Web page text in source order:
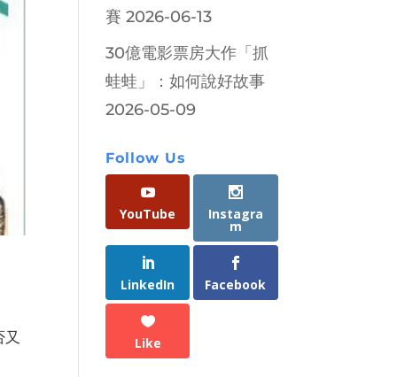
賽 2026-06-13
30億電影票房大作「抓
蛙蛙」：如何說好故事
2026-05-09
Follow Us
YouTube Instagra
m
LinkedIn Facebook
Like